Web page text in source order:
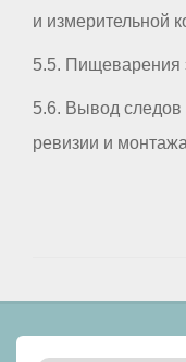
и измерительной
5.5. Пищеварения
5.6. Вывод следов
ревизии и